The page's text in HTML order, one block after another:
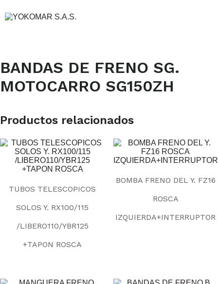
BANDAS DE FRENO SG.
MOTOCARRO SG150ZH
Productos relacionados
TUBOS TELESCOPICOS
SOLOS Y. RX100/115
/LIBERO110/YBR125
+TAPON ROSCA
BOMBA FRENO DEL Y. FZ16
ROSCA
IZQUIERDA+INTERRUPTOR